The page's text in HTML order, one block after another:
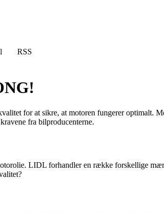
RSS
for at sikre, at motoren fungerer optimalt.
fra bilproducenterne.
LIDL forhandler en række forskellige